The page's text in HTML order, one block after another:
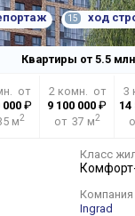
15 ход
Квартиры от 5.5
от
000₽
м2
2 комн. от
9 100 000 ₽
от 37 м2
3
14
Класс
Компания
Ingrad